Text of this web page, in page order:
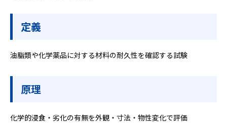
定義
油脂類や化学薬品に対する材料の耐久性を確認する試験
原理
化学的浸食‧劣化の有無を外観‧寸法‧物性変化で評価